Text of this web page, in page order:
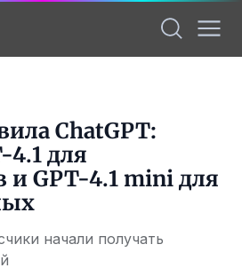
ChatGPT:
4.1 для
и GPT-4.1 mini для
начали получать